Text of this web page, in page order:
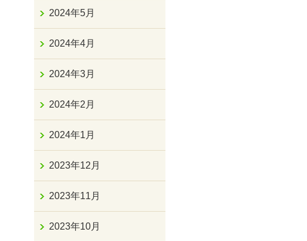
2024年5月
2024年4月
2024年3月
2024年2月
2024年1月
2023年12月
2023年11月
2023年10月